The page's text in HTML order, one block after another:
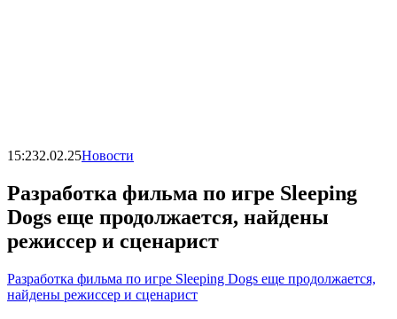
15:232.02.25Новости
Разработка фильма по игре Sleeping
Dogs еще продолжается, найдены
режиссер и сценарист
Разработка фильма по игре Sleeping Dogs еще продолжается,
найдены режиссер и сценарист